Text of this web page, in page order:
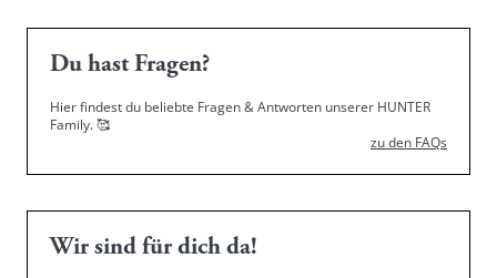
Du hast Fragen?
Hier findest du beliebte Fragen & Antworten unserer HUNTER
Family.🥰
zu den FAQs
Wir sind für dich da!